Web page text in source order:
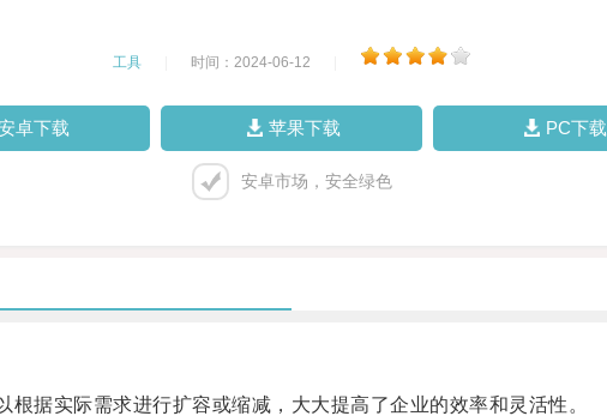
工具 时间：2024-06-12
卓下载 苹果下载 PC下载
安卓市场，安全绿色
实际需求进行扩容或缩减，大大提高了企业的效率和灵活性。